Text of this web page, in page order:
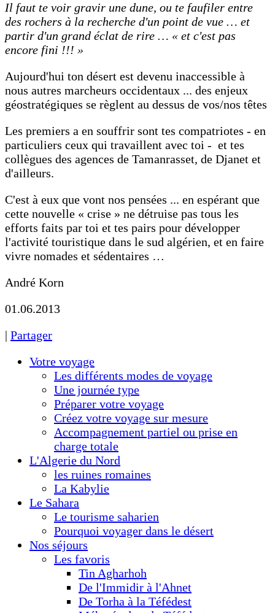
Il faut te voir gravir une dune, ou te faufiler entre
des rochers à la recherche d'un point de vue … et
partir d'un grand éclat de rire … « et c'est pas
encore fini !!! »
Aujourd'hui ton désert est devenu inaccessible à
nous autres marcheurs occidentaux ... des enjeux
géostratégiques se règlent au dessus de vos/nos têtes
Les premiers a en souffrir sont tes compatriotes - en
particuliers ceux qui travaillent avec toi - et tes
collègues des agences de Tamanrasset, de Djanet et
d'ailleurs.
C'est à eux que vont nos pensées ... en espérant que
cette nouvelle « crise » ne détruise pas tous les
efforts faits par toi et tes pairs pour développer
l'activité touristique dans le sud algérien, et en faire
vivre nomades et sédentaires …
André Korn
01.06.2013
| Partager
Votre voyage
Les différents modes de voyage
Une journée type
Préparer votre voyage
Créez votre voyage sur mesure
Accompagnement partiel ou prise en
charge totale
L'Algerie du Nord
les ruines romaines
La Kabylie
Le Sahara
Le tourisme saharien
Pourquoi voyager dans le désert
Nos séjours
Les favoris
Tin Agharhoh
De l'Immidir à l'Ahnet
De Torha à la Téfédest